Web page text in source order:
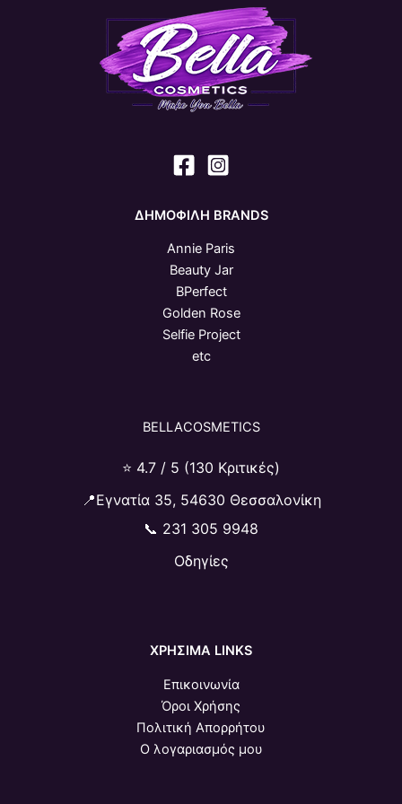
ΔΗΜΟΦΙΛΗ BRANDS
Annie Paris
Beauty Jar
BPerfect
Golden Rose
Selfie Project
etc
BELLACOSMETICS
⭐ 4.7 / 5 (130 Κριτικές)
📍Εγνατία 35, 54630 Θεσσαλονίκη
📞 231 305 9948
Οδηγίες
ΧΡΗΣΙΜΑ LINKS
Επικοινωνία
Όροι Χρήσης
Πολιτική Απορρήτου
Ο λογαριασμός μου